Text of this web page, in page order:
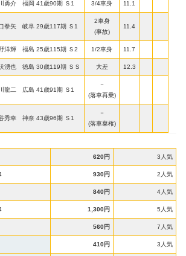
勇介 福岡 41歳90期 Ｓ1 3/4車身 11.1
拳矢 岐阜 29歳117期 Ｓ1
2車身
(事故)
11.4
洋輝 福島 25歳115期 Ｓ2 1/2車身 11.7
湧也 徳島 30歳119期 ＳＳ 大差 12.3
龍二 広島 41歳91期 Ｓ1
－
(落車再乗)
秀幸 神奈 43歳96期 Ｓ1
－
(落車棄権)
620円 3人気
930円 2人気
840円 4人気
1,300円 5人気
560円 7人気
410円 3人気